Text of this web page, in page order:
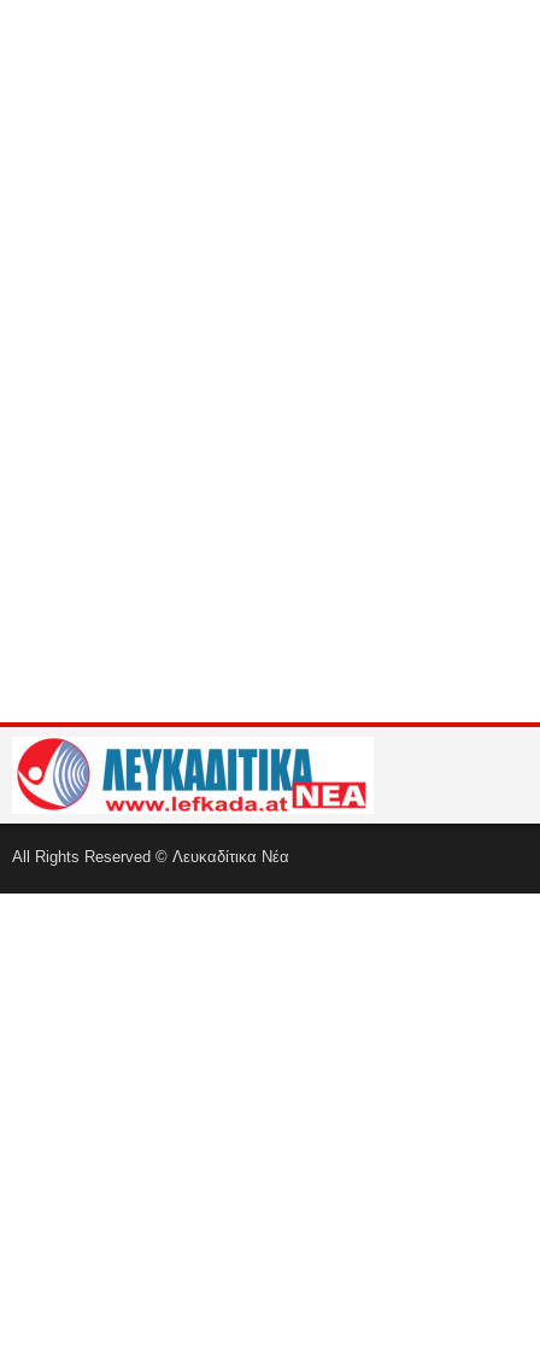
All Rights Reserved © Λευκαδίτικα Νέα